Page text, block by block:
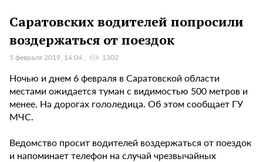
Саратовских водителей попросили
воздержаться от поездок
5 февраля 2019, 14:04 1302
Ночью и днем 6 февраля в Саратовской области
местами ожидается туман с видимостью 500 метров и
менее. На дорогах гололедица. Об этом сообщает ГУ
МЧС.
Ведомство просит водителей воздержаться от поездок
и напоминает телефон на случай чрезвычайных